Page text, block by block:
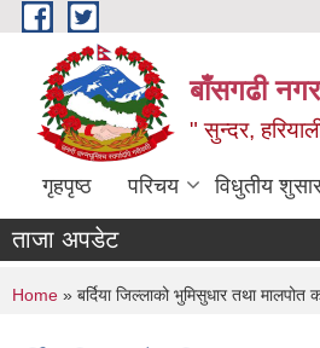
Skip to main content
बाँसगढी
" सुन्दर,
गृहपृष्ठ परिचय विधुतीय
ताजा अपडेट
You are here
Home » बर्दिया जिल्लाको भुमिसुधार तथा